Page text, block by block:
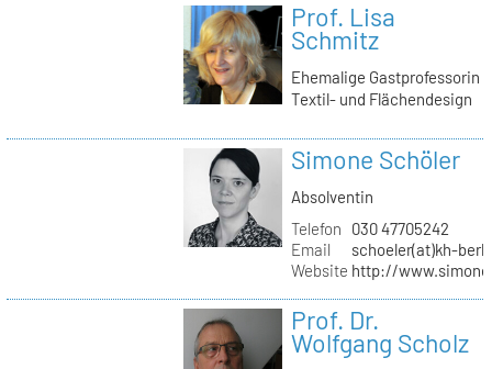
Prof. Lisa
Schmitz
Ehemalige Gastprofessorin
Textil- und Flächendesign
Simone Schöler
Absolventin
Telefon
030 47705242
Email
schoeler(at)kh-
Website http://
Prof. Dr.
Wolfgang Scholz